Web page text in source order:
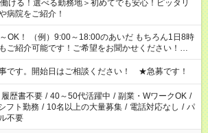
ける！選べる勤務地＞初めてでも安心！ピッタリ
病院をご紹介！
OK！ （例）9:00～18:00のあいだ もちろん1日8時
ご紹介可能です！ご希望をお聞かせください！★家
休みが必要な場合も遠慮なくご相談ください。 ※
以上の勤務が必要です
です。開始日はご相談ください！ ★急募です！
履歴書不要 / 40～50代活躍中 / 副業・WワークOK /
フト勤務 / 10名以上の大量募集 / 電話対応なし / パ
不要